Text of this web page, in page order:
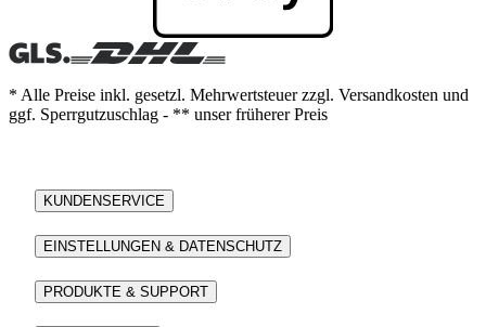
* Alle Preise inkl. gesetzl. Mehrwertsteuer zzgl. Versandkosten und
ggf. Sperrgutzuschlag - ** unser früherer Preis
KUNDENSERVICE
EINSTELLUNGEN & DATENSCHUTZ
PRODUKTE & SUPPORT